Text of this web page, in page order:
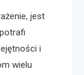
jest
i
wielu